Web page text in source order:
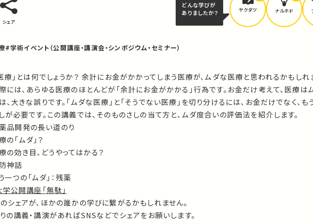
シェア
どんな学びが
ありましたか？
ヤクダツ ナルホド
#学術イベント（公開講座・講演会・シンポジウム・セミナー）
療」とは何でしょうか？ 余計にお金がかかってしまう医療が、ムダな医療と思われるかもしれ
には、あらゆる医療のほとんどが「余計にお金がかかる」行為です。お金だけ考えて、医療は
、大きな誤りです。「ムダな医療」と「そうでない医療」を切り分けるには、お金だけでなく、も
が必要です。この講義では、そのものさしの当て方と、ムダ度合いの評価法を紹介します。
品開発の長い道のり
「ムダ」？
の効き目、どうやってはかる？
神話
つの「ムダ」：残薬
公開講座「無駄」
シェアが、ほかの誰かの学びに繋がるかもしれません。
の講義・講演があればSNSなどでシェアをお願いします。